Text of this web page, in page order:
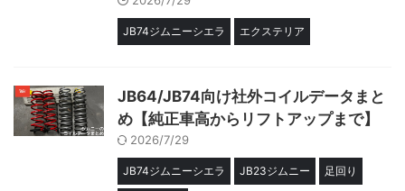
JB74ジムニーシエラ エクステリア
JB64/JB74向け社外コイルデータまと
め【純正車高からリフトアップまで】
2026/7/29
JB74ジムニーシエラ JB23ジムニー 足回り